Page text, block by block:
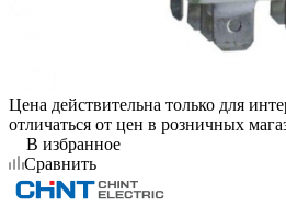
Цена действительна только для
отличаться от цен в розничных
В избранное
Сравнить